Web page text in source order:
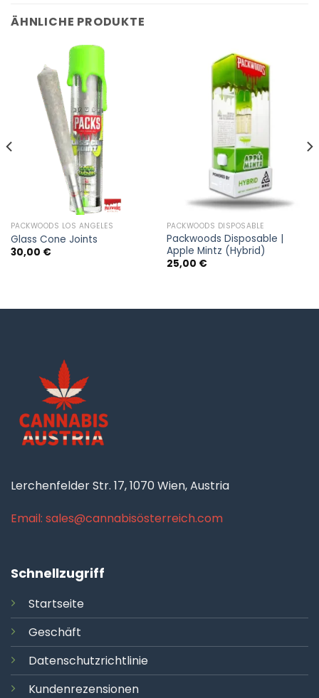
ÄHNLICHE PRODUKTE
PACKWOODS LOS ANGELES
Glass Cone Joints
30,00 €
PACKWOODS DISPOSABLE
Packwoods Disposable |
Apple Mintz (Hybrid)
25,00 €
Lerchenfelder Str. 17, 1070 Wien, Austria
Email: sales@cannabisösterreich.com
Schnellzugriff
Startseite
Geschäft
Datenschutzrichtlinie
Kundenrezensionen